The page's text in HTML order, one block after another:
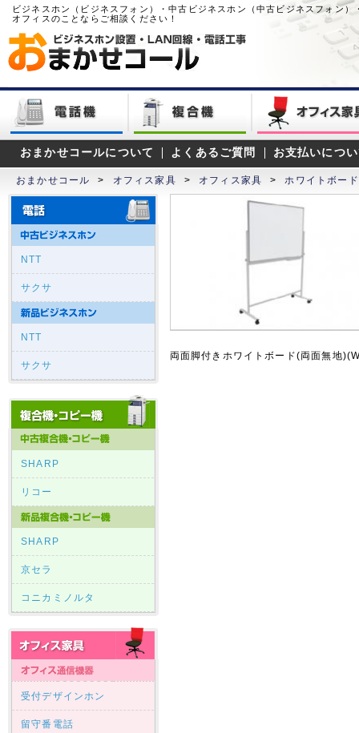
ビジネスホン（ビジネスフォン）・中古ビジネスホン（中古ビジネスフォン
オフィスのことならご相談ください！
おまかせコールについて よくあるご質問 お支払いにつ
おまかせコール > オフィス家具 > オフィス家具 > ホワイトボード
NTT
サクサ
NTT
サクサ
SHARP
リコー
SHARP
京セラ
コニカミノルタ
受付デザインホン
留守番電話
両面脚付きホワイトボード(両面無地